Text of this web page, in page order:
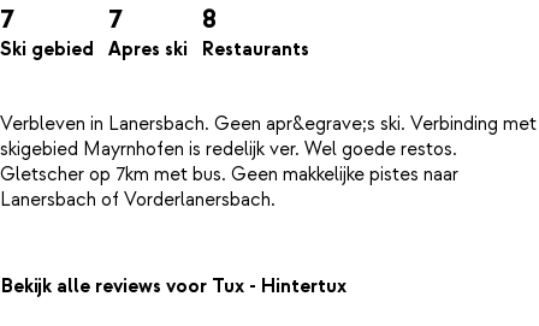
7
Ski gebied
7
Apres ski
8
Restaurants
Verbleven in Lanersbach. Geen apr&egrave;s ski. Verbinding met
skigebied Mayrnhofen is redelijk ver. Wel goede restos.
Gletscher op 7km met bus. Geen makkelijke pistes naar
Bekijk alle reviews voor Tux - Hintertux